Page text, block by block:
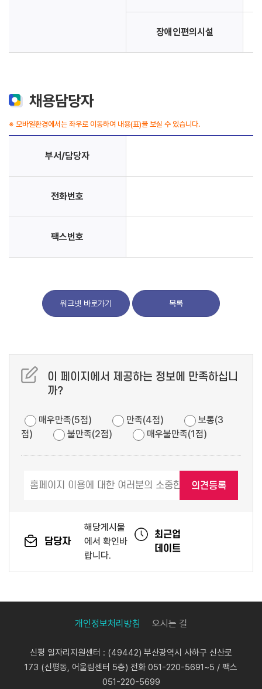
장애인편의시설
채용담당자
※ 모바일환경에서는 좌우로 이동하여 내용(표)을 보실 수 있습니다.
부서/담당자
전화번호
팩스번호
워크넷 바로가기 목록
이 페이지에서 제공하는 정보에 만족하십니
까?
매우만족(5점) 만족(4점)
점)
불만족(2점) 매우불만족(1점)
담당자
해당게시물
에서 확인바
랍니다.
최근업
데이트
개인정보처리방침 오시는 길
신평 일자리지원센터 : (49442) 부산광역시 사하구 신산로
173 (신평동, 어울림센터 5층) 전화 051-220-5691~5 / 팩스
051-220-5699